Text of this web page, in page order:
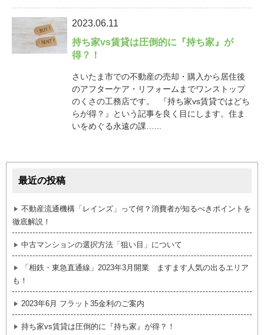
2023.06.11
持ち家vs賃貸は圧倒的に『持ち家』が
得？！
さいたま市での不動産の売却・購入から居住後
のアフターケア・リフォームまでワンストップ
のくさの工務店です。 『持ち家vs賃貸ではどち
らが得？』という記事を良く目にします。住ま
いをめぐる永遠の課…...
最近の投稿
不動産流通機構「レインズ」って何？消費者が知るべきポイントを
徹底解説！
中古マンションの選択方法「狙い目」について
「相鉄・東急直通線」2023年3月開業 ますます人気の出るエリア
も！
2023年6月 フラット35金利のご案内
持ち家vs賃貸は圧倒的に『持ち家』が得？！